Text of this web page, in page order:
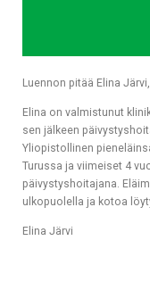
Luennon pitää Elina
Elina on valmistunut
sen jälkeen
Yliopistollinen
Turussa ja viimeiset 4
päivystyshoitajana.
ulkopuolella ja kotoa
Elina Järvi